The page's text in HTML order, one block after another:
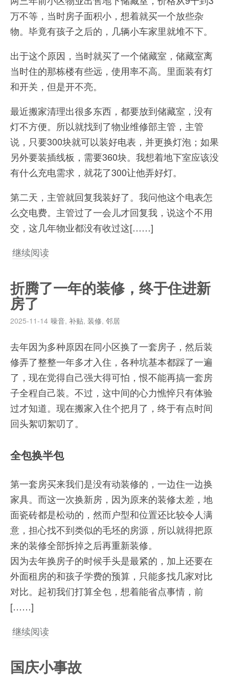
万不等，当时房子面积小，想着就买一个放些杂
物。毕竟有孩子之后的，几辆小车家里就堆不下。
出于这个原因，当时就买了一个储藏室，储藏室离
当时住的那栋楼有些远，使用率不高。里面装有灯
和开关，但是开不亮。
最近搬家清理出很多东西，都要放到储藏室，没有
灯不方便。所以就找到了物业维修部主管，主管
说，只要300块就可以装好电表，并更换灯泡；如果
另外要装插线板，需要360块。我想着地下室应该没
有什么充电需求，就花了300让他弄好灯。
第二天，主管就回复我装好了。我问他这个电表怎
么交电费。主管过了一会儿才回复我，说这个不用
交，这几年物业都没有收过这[……]
继续阅读
折腾了一年的装修，终于住进新
房了
2025-11-14 噪音, 补贴, 装修, 邻居
去年因为多种原因在同小区换了一套房子，然后装
修弄了整整一年多才入住，各种坑基本都踩了一遍
了，现在觉得自己强大得可怕，恨不能再搞一套房
子全程自己装。不过，这中间的心力憔悴只有体验
过才知道。现在搬家入住个把月了，终于有点时间
回头絮叨絮叨了。
全包换半包
第一套房买来我们是没有动装修的，一边住一边换
家具。而这一次换新房，因为原来的装修太差，地
面瓷砖都是松动的，然而户型和位置还比较令人满
意，担心找不到类似的毛坯的房源，所以就得把原
来的装修全部拆掉之后再重新装修。
因为去年换房子的时候手头是最紧的，加上还要在
外面租房的和孩子学费的预算，只能多找几家对比
对比。起初我们打算全包，想着能省点事情，前
[……]
继续阅读
国庆小事故